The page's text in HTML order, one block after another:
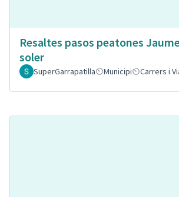
Resaltes pasos peatones
soler
SuperGarrapatilla Municipi Carrers i